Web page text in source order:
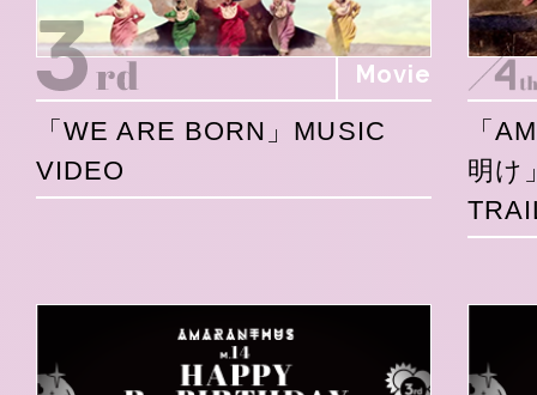
Movie
「WE ARE BORN」MUSIC
VIDEO
「
明け